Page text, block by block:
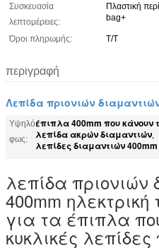
Συσκευασία
λεπτομέρειες:
Πλαστική
bag+
Όροι πληρωμής: T/T
περιγραφή
Λεπίδα πριονιών
Υψηλό
φως:
έπιπλα 400mm που κάνουν
λεπίδα ακρών διαμαντιών,
λεπίδες διαμαντιών
λεπίδα πριονιών
400mm
για τα έπιπλα
κυκλικές λεπίδες